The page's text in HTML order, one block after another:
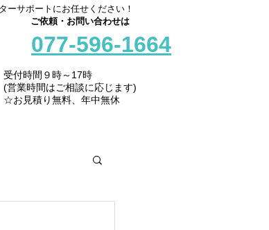
ーサポートにお任せください！
ご依頼・お問い合わせは
077-596-1664
受付時間９時～17時
(営業時間はご相談に応じます)
☆お見積り無料、年中無休